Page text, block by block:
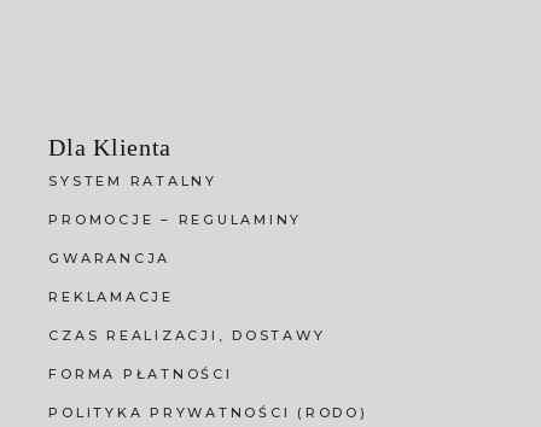
Dla Klienta
SYSTEM RATALNY
PROMOCJE – REGULAMINY
GWARANCJA
REKLAMACJE
CZAS REALIZACJI, DOSTAWY
FORMA PŁATNOŚCI
POLITYKA PRYWATNOŚCI (RODO)